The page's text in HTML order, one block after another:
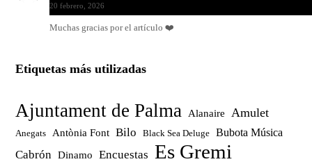
20 febrero, 2026
Muchas gracias por el artículo ❤️
Etiquetas más utilizadas
Ajuntament de Palma Alanaire Amulet
Anegats Antònia Font Bilo Black Sea Deluge Bubota Música
Cabrón Dinamo Encuestas Es Gremi